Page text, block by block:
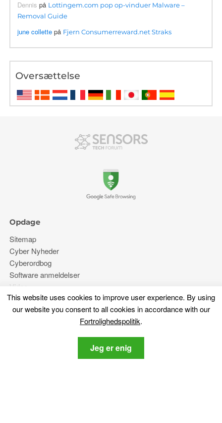
Dennis på Lottingem.com pop op-vinduer Malware –
Removal Guide
june collette på Fjern Consumerreward.net Straks
Oversættelse
This website uses cookies to improve user experience. By using
our website you consent to all cookies in accordance with our
Fortrolighedspolitik.
Jeg er enig
Opdage
Sitemap
Cyber ​​Nyheder
Cyberordbog
Software anmeldelser
Video
Forums